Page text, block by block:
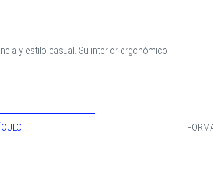
y estilo casual. Su interior ergonómico